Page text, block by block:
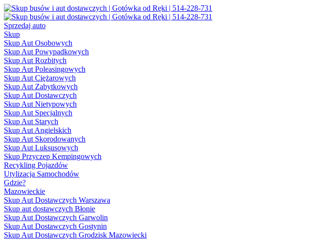
Sprzedaj auto
Skup
Skup Aut Osobowych
Skup Aut Powypadkowych
Skup Aut Rozbitych
Skup Aut Poleasingowych
Skup Aut Ciężarowych
Skup Aut Zabytkowych
Skup Aut Dostawczych
Skup Aut Nietypowych
Skup Aut Specjalnych
Skup Aut Starych
Skup Aut Angielskich
Skup Aut Skorodowanych
Skup Aut Luksusowych
Skup Przyczep Kempingowych
Recykling Pojazdów
Utylizacja Samochodów
Gdzie?
Mazowieckie
Skup Aut Dostawczych Warszawa
Skup aut dostawczych Błonie
Skup Aut Dostawczych Garwolin
Skup Aut Dostawczych Gostynin
Skup Aut Dostawczych Grodzisk Mazowiecki